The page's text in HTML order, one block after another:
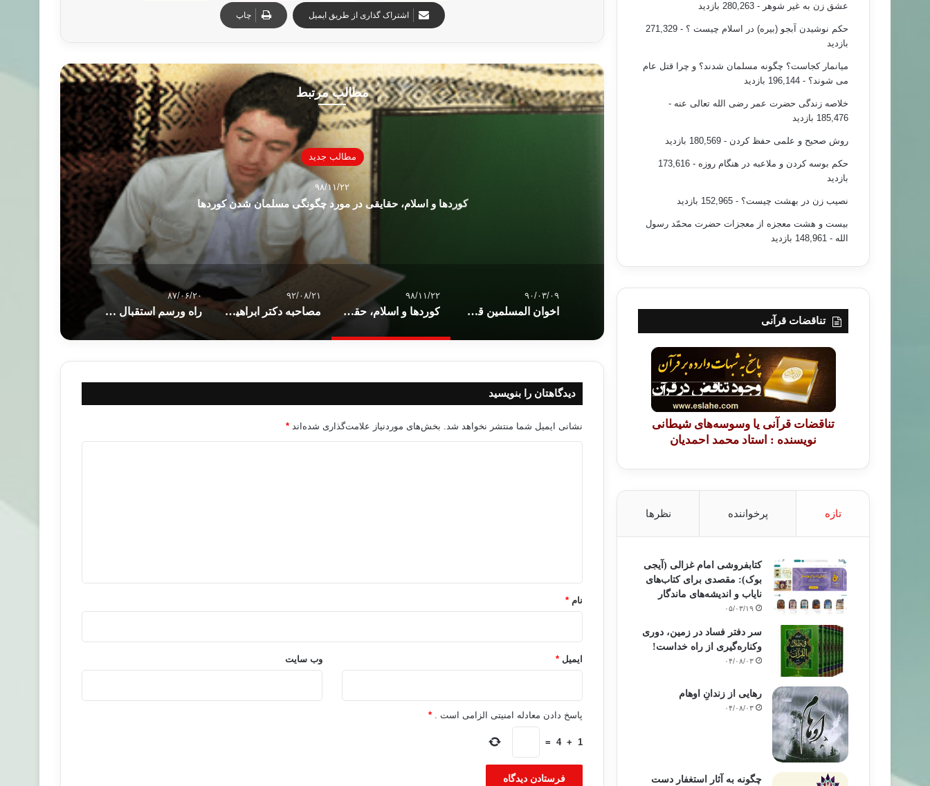
اشتراک گذاری از طریق ایمیل چاپ
مطالب مرتبط
قصد تحمیل شریعت اسلام را ندارد
مطالب جدید
۹۸/۱۱/۲۲
کوردها و اسلام، حقایقی در مورد چگونگی مسلمان شدن کوردها
۹۰/۰۳/۰۹
اخوان المسلمین قصد تحمیل شریعت اسلام را ندارد
۹۸/۱۱/۲۲
کوردها و اسلام، حقایقی در مورد چگونگی مسلمان شدن کوردها
۹۲/۰۸/۲۱
مصاحبه دکتر ابراهیم منیر دبیرکل سازمان بین المللی اخوان المسلمین در برنامه به عبارت دیگر
۸۷/۰۶/۲۰
راه ورسم استقبال از رمضان مسلمانان در كشوره
دیدگاهتان را بنویسید
نشانی ایمیل شما منتشر نخواهد شد. بخش‌های موردنیاز علامت‌گذاری شده‌اند *
نام *
ایمیل * وب‌ سایت
پاسخ دادن معادله امنیتی الزامی است . *
1
+
4
=
عشق زن به غیر شوهر - 280,263 بازدید
حکم نوشیدن آبجو (بیره) در اسلام چیست ؟
- 271,329
بازدید
میانمار کجاست؟ چگونه مسلمان شدند؟ و چرا قتل عام
می شوند؟ - 196,144 بازدید
خلاصه زندگی حضرت عمر رضی الله تعالی عنه -
185,476 بازدید
روش صحیح و علمی حفظ کردن - 180,569 بازدید
حکم بوسه کردن و ملاعبه در هنگام روزه
- 173,616
بازدید
نصیب زن در بهشت چیست؟ - 152,965 بازدید
بیست و هشت معجزه از معجزات حضرت محمّد رسول
الله - 148,961 بازدید
تناقضات قرآنی
تناقضات قرآنی یا وسوسه‌های شیطانی
نویسنده : استاد محمد احمدیان
تازه پرخواننده نظرها
کتابفروشی امام غزالی (آیجی
بوک): مقصدی برای کتاب‌های
نایاب و اندیشه‌های ماندگار
۰۵/۰۳/۱۹
سر دفتر فساد در زمین‌، دوری
وکناره‌گیری از راه خداست‌!
۰۴/۰۸/۰۳
رهایی از زندانِ اوهام
۰۴/۰۸/۰۳
چگونه به آثار استغفار دست